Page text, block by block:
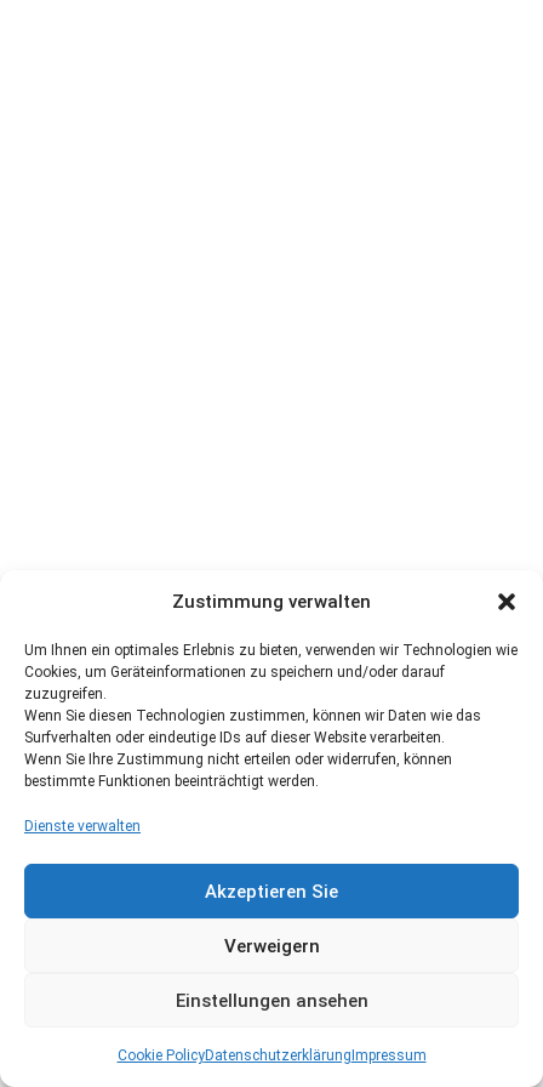
Zustimmung verwalten
Um Ihnen ein optimales Erlebnis zu bieten, verwenden wir Technologien wie
Cookies, um Geräteinformationen zu speichern und/oder darauf
zuzugreifen.
Wenn Sie diesen Technologien zustimmen, können wir Daten wie das
Surfverhalten oder eindeutige IDs auf dieser Website verarbeiten.
Wenn Sie Ihre Zustimmung nicht erteilen oder widerrufen, können
bestimmte Funktionen beeinträchtigt werden.
Dienste verwalten
Akzeptieren Sie
Verweigern
Einstellungen ansehen
Cookie PolicyDatenschutzerklärung Impressum